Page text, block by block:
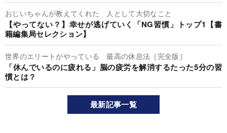
おじいちゃんが教えてくれた 人として大切なこと
【やってない？】幸せが逃げていく「NG習慣」トップ1【書
籍編集局セレクション】
世界のエリートがやっている 最高の休息法［完全版］
「休んでいるのに疲れる」脳の疲労を解消するたった5分の習
慣とは？
最新記事一覧